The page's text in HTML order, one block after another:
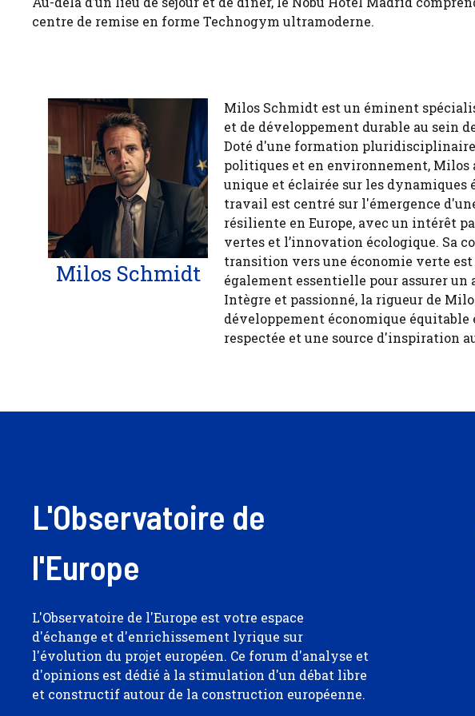
centre de remise en forme Technogym ultramoderne.
Milos Schmidt
Milos Schmidt est un éminent
et de développement durable au sein
Doté d'une formation pluridisciplinaire
politiques et en environnement, Milos
unique et éclairée sur les dynamiques
travail est centré sur l'émergence
résiliente en Europe, avec un intérêt
vertes et l’innovation écologique. Sa
transition vers une économie verte
également essentielle pour assurer un
Intègre et passionné, la rigueur de
développement économique
respectée et une source d'inspiration
L'Observatoire de
l'Europe
L'Observatoire de l'Europe est votre espace
d'échange et d'enrichissement lyrique sur
l'évolution du projet européen. Ce forum d'analyse et
d'opinions est dédié à la stimulation d'un débat libre
et constructif autour de la construction européenne.